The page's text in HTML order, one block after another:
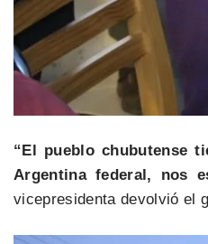
“El pueblo chubutense
Argentina federal, nos
vicepresidenta devolvió el